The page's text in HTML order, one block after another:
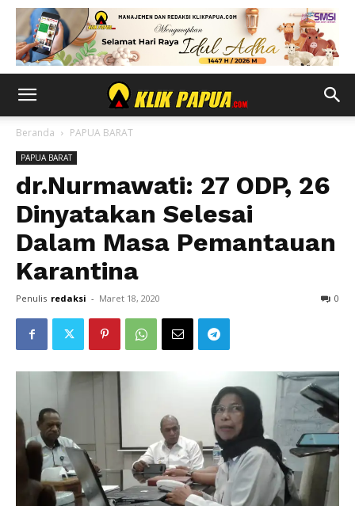
Beranda PAPUA BARAT
PAPUA BARAT
dr.Nurmawati: 27 ODP, 26
Dinyatakan Selesai
Dalam Masa Pemantauan
Karantina
Penulis redaksi - Maret 18, 2020 0